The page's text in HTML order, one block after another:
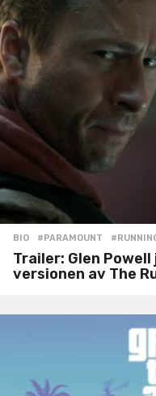
BIO #PARAMOUNT ,
Trailer: Glen
versionen av The